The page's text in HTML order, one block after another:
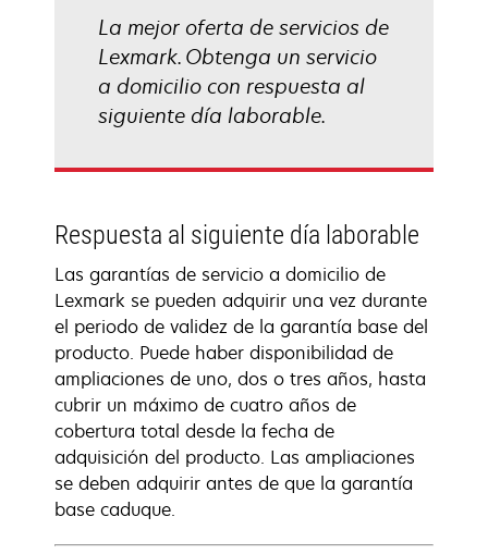
La mejor oferta de servicios de
Lexmark. Obtenga un servicio
a domicilio con respuesta al
siguiente día laborable.
Respuesta al siguiente día laborable
Las garantías de servicio a domicilio de
Lexmark se pueden adquirir una vez durante
el periodo de validez de la garantía base del
producto. Puede haber disponibilidad de
ampliaciones de uno, dos o tres años, hasta
cubrir un máximo de cuatro años de
cobertura total desde la fecha de
adquisición del producto. Las ampliaciones
se deben adquirir antes de que la garantía
base caduque.